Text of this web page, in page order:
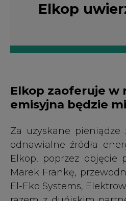
Elkop
Elkop zaoferuje w
emisyjna będzie
Za uzyskane pieniądze
odnawialne źródła
Elkop, poprzez
Marek Frankę,
El-Eko Systems,